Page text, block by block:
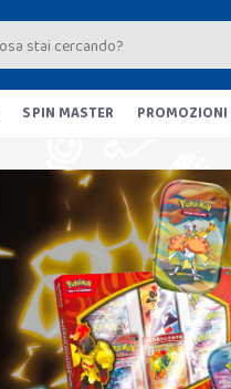
SPIN MASTER PROMOZIONI